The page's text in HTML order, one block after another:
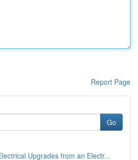
Report Page
Go
Upgrades from an Electr...